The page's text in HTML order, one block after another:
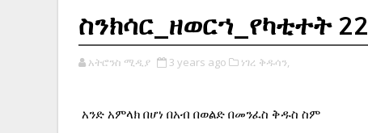
ስንክሳር_ዘወርኀ_የካቲተት 22
አትሮንስ ሚዲያ 3 years ago ነገረ ቅዱሳን,
አንድ አምላክ በሆነ በአብ በወልድ በመንፈስ ቅዱስ ስም